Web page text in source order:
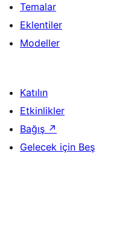
Temalar
Eklentiler
Modeller
Katılın
Etkinlikler
Bağış ↗
Gelecek için Beş